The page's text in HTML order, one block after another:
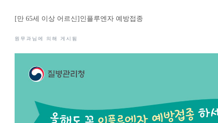
[만 65세 이상 어르신]인플루엔자 예방접종
원무과님에 의해 게시됨